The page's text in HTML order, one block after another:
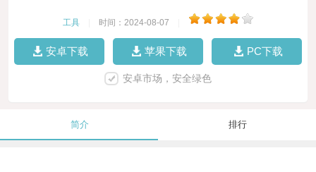
工具 时间：2024-08-07
安卓下载 苹果下载 PC下载
安卓市场，安全绿色
简介 排行